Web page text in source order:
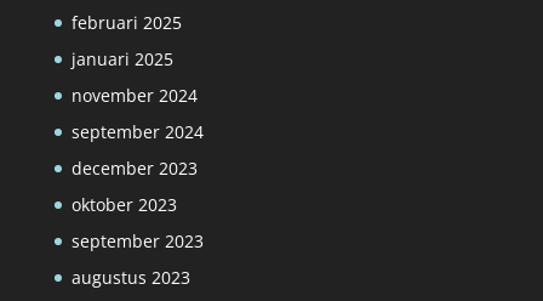
februari 2025
januari 2025
november 2024
september 2024
december 2023
oktober 2023
september 2023
augustus 2023